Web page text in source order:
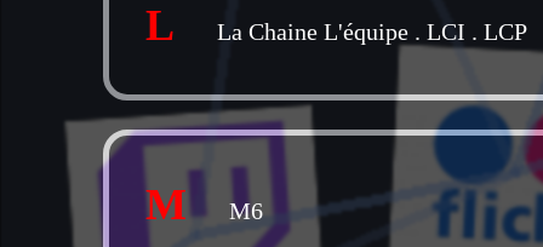
L La Chaine L'équipe . LCI . LCP
M M6